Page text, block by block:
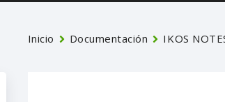
Inicio Documentación IKOS